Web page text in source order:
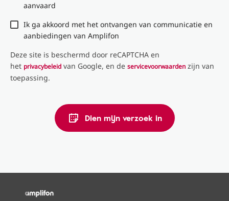
aanvaard
Ik ga akkoord met het ontvangen van communicatie en
aanbiedingen van Amplifon
Deze site is beschermd door reCAPTCHA en
het privacybeleid van Google, en de servicevoorwaarden zijn van
toepassing.
Dien mijn verzoek in